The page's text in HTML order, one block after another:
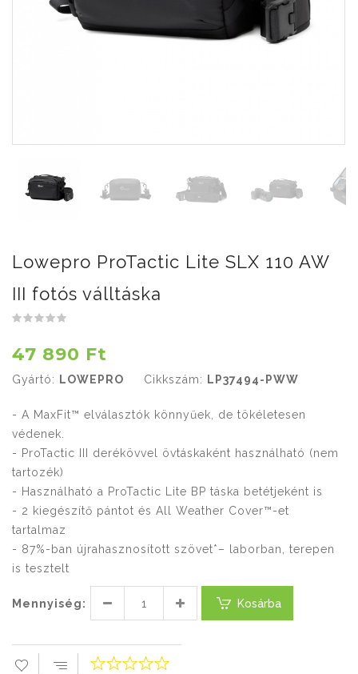
Lowepro ProTactic Lite SLX 110 AW
III fotós válltáska
47 890 Ft
Gyártó: LOWEPRO Cikkszám: LP37494-PWW
- A MaxFit™ elválasztók könnyűek, de tökéletesen
védenek.
- ProTactic III derékövvel övtáskaként használható (nem
tartozék)
- Használható a ProTactic Lite BP táska betétjeként is
- 2 kiegészítő pántot és All Weather Cover™-et
tartalmaz
- 87%-ban újrahasznosított szövet*– laborban, terepen
is tesztelt
Mennyiség: Kosárba